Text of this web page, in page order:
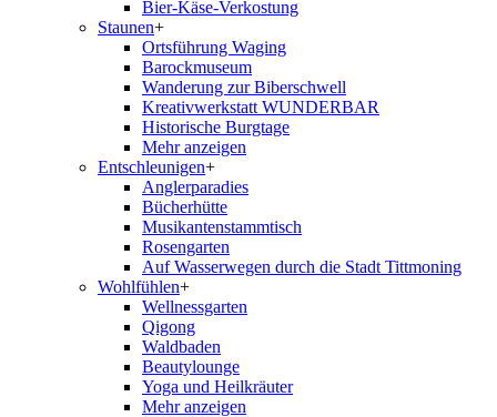
Bier-Käse-Verkostung
Staunen+
Ortsführung Waging
Barockmuseum
Wanderung zur Biberschwell
Kreativwerkstatt WUNDERBAR
Historische Burgtage
Mehr anzeigen
Entschleunigen+
Anglerparadies
Bücherhütte
Musikantenstammtisch
Rosengarten
Auf Wasserwegen durch die Stadt Tittmoning
Wohlfühlen+
Wellnessgarten
Qigong
Waldbaden
Beautylounge
Yoga und Heilkräuter
Mehr anzeigen